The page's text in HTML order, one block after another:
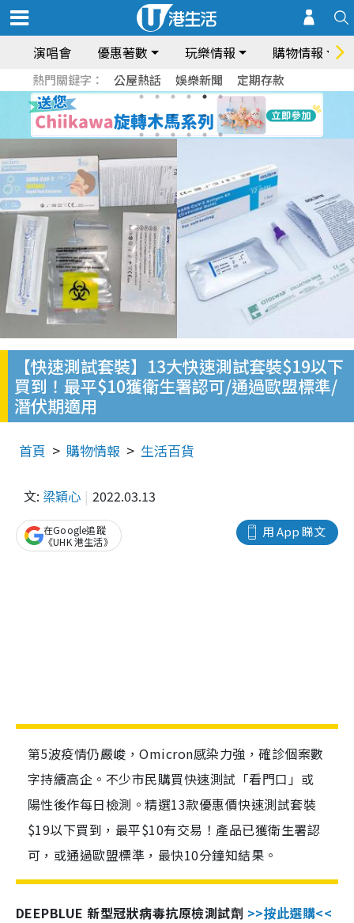
演唱會 優惠著數 玩樂情報 購物情報
熱門關鍵字： 公屋熱話 娛樂新聞 定期存款
【快速測試套裝】13大快速測試套裝$19以下
買到！最平$10獲衛生署認可/通過歐盟標準/
潛伏期適用
首頁 購物情報 生活百貨
文: 梁穎心 2022.03.13
用 App 睇文
在Google追蹤
《UHK 港生活》
第5波疫情仍嚴峻，Omicron感染力強，確診個案數
字持續高企。不少市民購買快速測試「看門口」或
陽性後作每日檢測。精選13款優惠價快速測試套裝
$19以下買到，最平$10有交易！產品已獲衛生署認
可，或通過歐盟標準，最快10分鐘知結果。
DEEPBLUE 新型冠狀病毒抗原檢測試劑 >>按此選購<<